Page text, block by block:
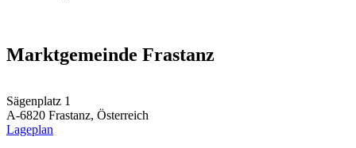
Marktgemeinde Frastanz
Sägenplatz 1
A-6820 Frastanz, Österreich
Lageplan